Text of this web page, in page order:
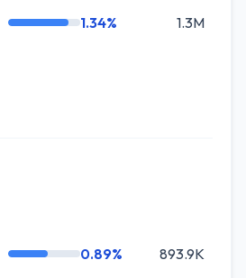
1.34% 1.3M
0.89% 893.9K